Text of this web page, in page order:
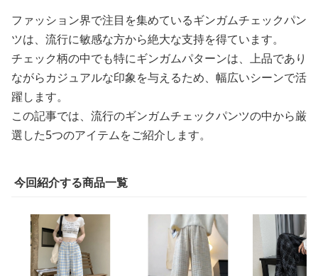
ファッション界で注目を集めているギンガムチェックパン
ツは、流行に敏感な方から絶大な支持を得ています。
チェック柄の中でも特にギンガムパターンは、上品であり
ながらカジュアルな印象を与えるため、幅広いシーンで活
躍します。
この記事では、流行のギンガムチェックパンツの中から厳
選した5つのアイテムをご紹介します。
今回紹介する商品一覧